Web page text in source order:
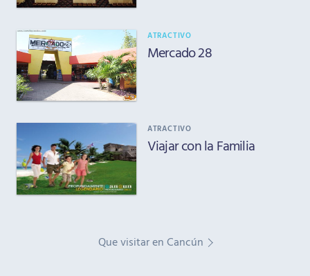
ATRACTIVO
Mercado 28
ATRACTIVO
Viajar con la Familia
Que visitar en Cancún